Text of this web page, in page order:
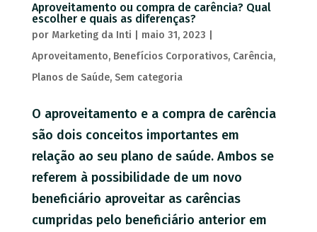
Aproveitamento ou compra de carência? Qual
escolher e quais as diferenças?
por Marketing da Inti maio 31, 2023
Aproveitamento, Benefícios Corporativos, Carência,
Planos de Saúde, Sem categoria
O aproveitamento e a compra de carência
são dois conceitos importantes em
relação ao seu plano de saúde. Ambos se
referem à possibilidade de um novo
beneficiário aproveitar as carências
cumpridas pelo beneficiário anterior em